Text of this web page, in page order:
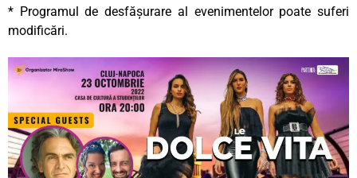
* Programul de desfășurare al evenimentelor poate suferi
modificări.